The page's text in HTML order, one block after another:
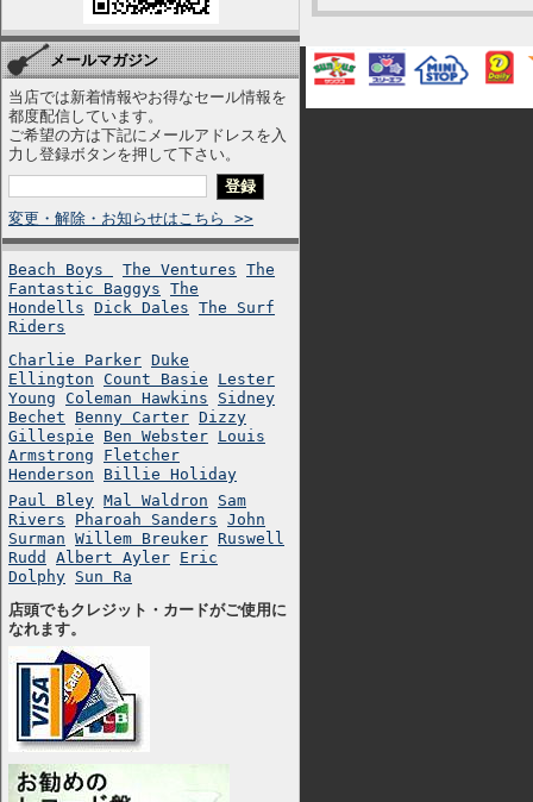
メールマガジン
当店では新着情報やお得なセール情報を
都度配信しています。
ご希望の方は下記にメールアドレスを入
力し登録ボタンを押して下さい。
変更・解除・お知らせはこちら >>
Beach Boys The Ventures The
Fantastic Baggys The
Hondells Dick Dales The Surf
Riders
Charlie Parker Duke
Ellington Count Basie
Lester
Young Coleman Hawkins
Sidney
Bechet
Benny Carter Dizzy
Gillespie
Ben Webster Louis
Armstrong
Fletcher
Henderson
Billie Holiday
Paul Bley Mal Waldron
Sam
Rivers
Pharoah Sanders John
Surman Willem Breuker Ruswell
Rudd
Albert Ayler Eric
Dolphy Sun Ra
店頭でもクレジット・カードがご使用に
なれます。